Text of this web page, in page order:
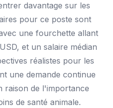
davantage sur les
pour ce poste sont
une fourchette allant
et un salaire médian
réalistes pour les
une demande continue
raison de l'importance
de santé animale.